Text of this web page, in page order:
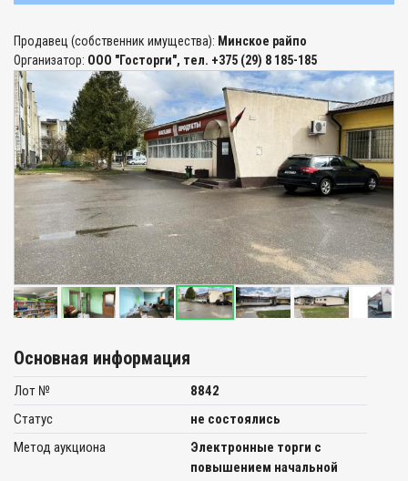
Продавец (собственник имущества): Минское райпо
Организатор: ООО "Госторги", тел. +375 (29) 8 185-185
Основная информация
Лот №
8842
Статус
не состоялись
Метод аукциона
Электронные торги с
повышением начальной